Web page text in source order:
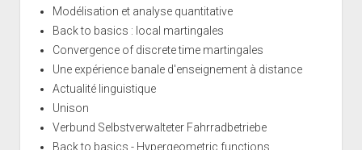
Modélisation et analyse quantitative
Back to basics : local martingales
Convergence of discrete time martingales
Une expérience banale d'enseignement à distance
Actualité linguistique
Unison
Verbund Selbstverwalteter Fahrradbetriebe
Back to basics - Hypergeometric functions